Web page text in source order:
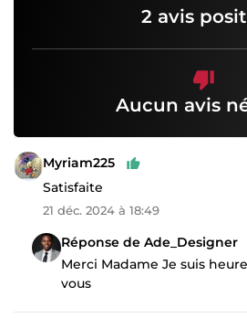
2 avis
Aucun avis
Myriam225
Satisfaite
21 déc. 2024 à 18:49
Réponse de Ade_Designer
Merci Madame Je suis
vous